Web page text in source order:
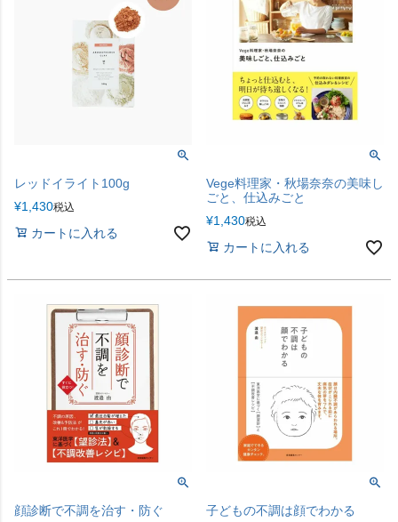
レッドイライト100g
¥1,430税込
カートに入れる
Vege料理家・秋場奈奈の美味し
ごと、仕込みごと
¥1,430税込
カートに入れる
顔診断で不調を治す・防ぐ
子どもの不調は顔でわかる